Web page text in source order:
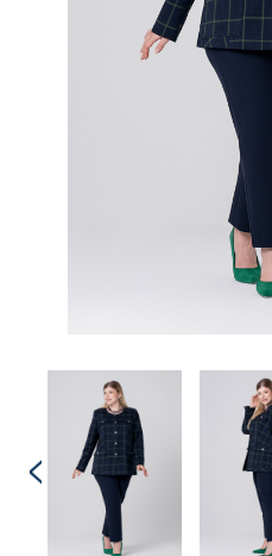
Комплекты
Платья, Сарафаны
Пуловеры, Водолазки
Спортивная одежда
Туники
Футболки
Шарф
Шарфы
Юбки
Мужская одежда